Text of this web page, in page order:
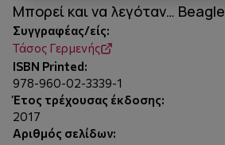
Μπορεί και να λεγόταν… Beagle
Συγγραφέας/είς:
Τάσος Γερμενής
ISBN Printed:
978-960-02-3339-1
Έτος τρέχουσας έκδοσης:
2017
Αριθμός σελίδων: